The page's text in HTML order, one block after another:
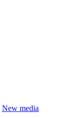
New media